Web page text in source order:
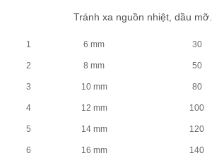
Tránh xa nguồn nhiệt, dầu mỡ.
1 6 mm 30
2 8 mm 50
3 10 mm 80
4 12 mm 100
5 14 mm 120
6 16 mm 140